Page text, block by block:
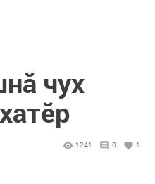
чух
1241 0 1